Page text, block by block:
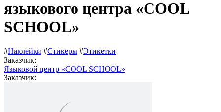
языкового центра «COOL
SCHOOL»
#Наклейки #Стикеры #Этикетки
Заказчик:
Языковой центр «COOL SCHOOL»
Заказчик: